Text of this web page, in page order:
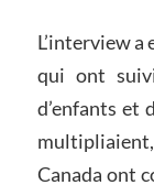
L’interview a
qui ont
d’enfants et
multipliaient,
Canada ont